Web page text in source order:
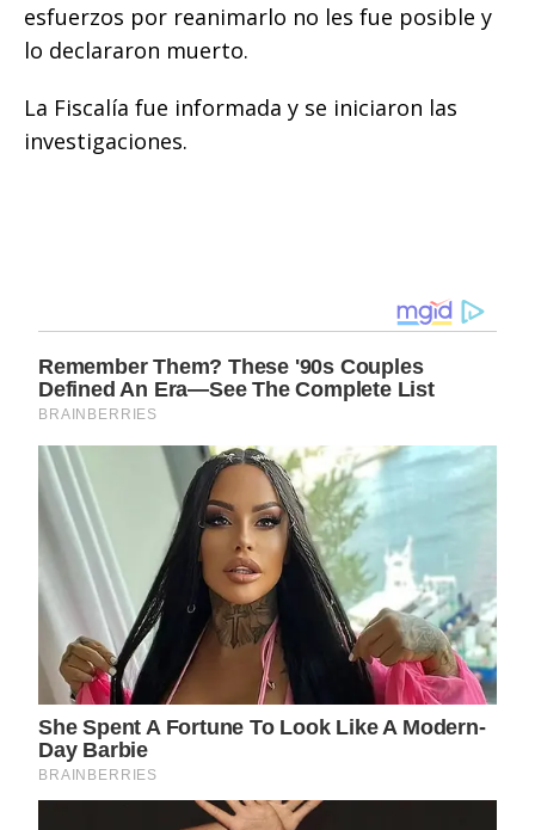
esfuerzos por reanimarlo no les fue posible y
lo declararon muerto.
La Fiscalía fue informada y se iniciaron las
investigaciones.